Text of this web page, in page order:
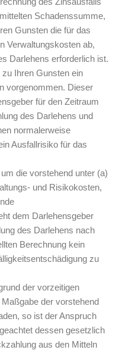
Schadenssumme,
Gunsten die für das
Verwaltungskosten ab,
Darlehens erforderlich ist.
Ihren Gunsten ein
vorgenommen. Dieser
für den Zeitraum
des Darlehens und
normalerweise
Ausfallrisiko für das
die vorstehend unter (a)
und Risikokosten,
dem Darlehensgeber
des Darlehens nach
Berechnung kein
zu
der vorzeitigen
der vorstehend
so ist der Anspruch
dessen gesetzlich
aus den Mitteln